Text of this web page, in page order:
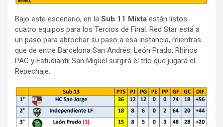
Bajo este escenario, en la Sub 11 Mixta están listos
cuatro equipos para los Tercios de Final. Red Star está a
un paso para abrochar su paso a esa instancia, mientras
que de entre Barcelona San Andrés, León Prado, Rhinos
PAC y Estudiantil San Miguel surgirá el trío que jugará el
Repechaje.